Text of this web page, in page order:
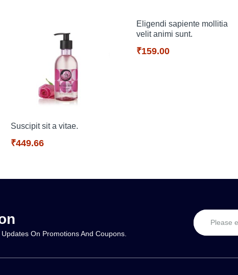
Suscipit sit a vitae.
₹449.66
Eligendi sapiente mollitia
velit animi sunt.
₹159.00
On Promotions And Coupons.